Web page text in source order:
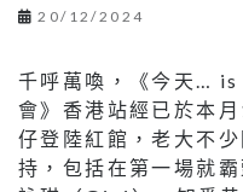
20/12/2024
千呼萬喚，《今天…
會》香港站經已於本
仔登陸紅館，老大不
持，包括在第一場就